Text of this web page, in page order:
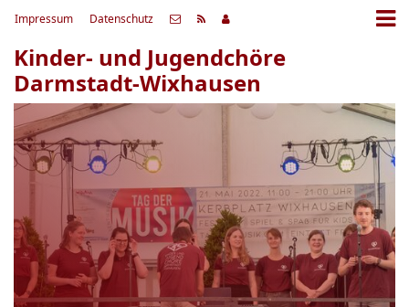
Impressum Datenschutz
Kinder- und Jugendchöre
Darmstadt-Wixhausen